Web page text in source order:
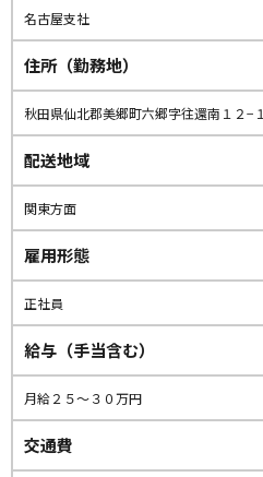
名古屋支社
住所（勤務地）
秋田県仙北郡美郷町六郷字往還南１２−１
配送地域
関東方面
雇用形態
正社員
給与（手当含む）
月給２５〜３０万円
交通費